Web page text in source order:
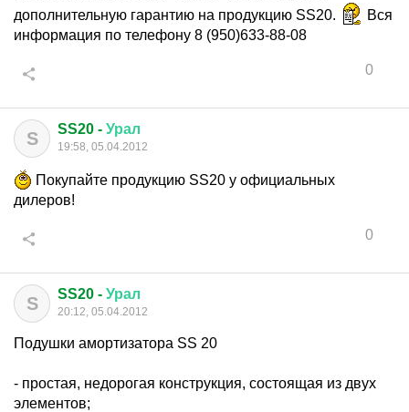
дополнительную гарантию на продукцию SS20.
Вся
информация по телефону 8 (950)633-88-08
0
S SS20 - Урал
19:58, 05.04.2012
Покупайте продукцию SS20 у официальных
дилеров!
0
S SS20 - Урал
20:12, 05.04.2012
Подушки амортизатора SS 20
- простая, недорогая конструкция, состоящая из двух
элементов;